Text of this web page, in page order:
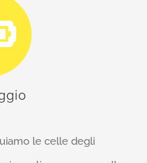
le celle degli